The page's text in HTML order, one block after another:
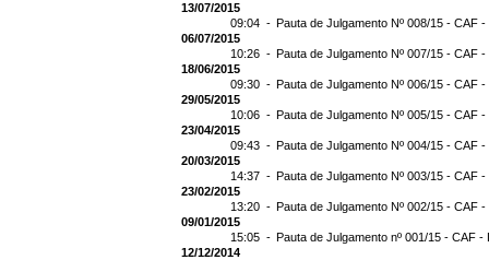
13/07/2015
09:04 - Pauta de Julgamento Nº 008/15 - CAF
06/07/2015
10:26 - Pauta de Julgamento Nº 007/15 - CAF
18/06/2015
09:30 - Pauta de Julgamento Nº 006/15 - CAF
29/05/2015
10:06 - Pauta de Julgamento Nº 005/15 - CAF
23/04/2015
09:43 - Pauta de Julgamento Nº 004/15 - CAF
20/03/2015
14:37 - Pauta de Julgamento Nº 003/15 - CAF
23/02/2015
13:20 - Pauta de Julgamento Nº 002/15 - CAF
09/01/2015
15:05 - Pauta de Julgamento nº 001/15 - CAF -
12/12/2014